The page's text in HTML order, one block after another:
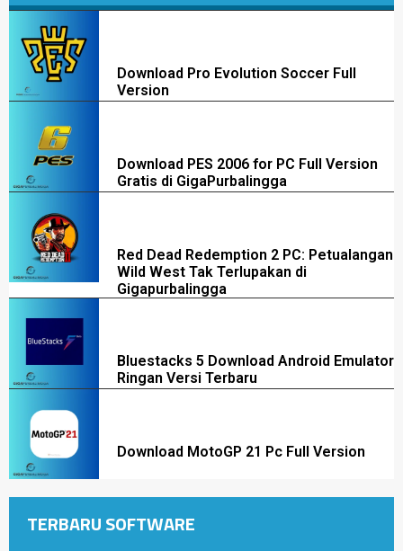
Download Pro Evolution Soccer Full
Version
Download PES 2006 for PC Full Version
Gratis di GigaPurbalingga
Red Dead Redemption 2 PC: Petualangan
Wild West Tak Terlupakan di
Gigapurbalingga
Bluestacks 5 Download Android Emulator
Ringan Versi Terbaru
Download MotoGP 21 Pc Full Version
TERBARU SOFTWARE